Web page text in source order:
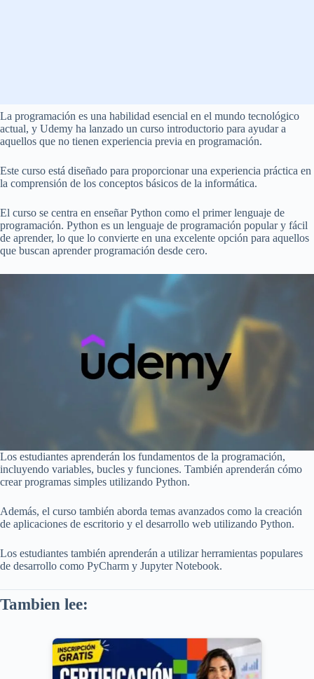
La programación es una habilidad esencial en el mundo tecnológico
actual, y Udemy ha lanzado un curso introductorio para ayudar a
aquellos que no tienen experiencia previa en programación.
Este curso está diseñado para proporcionar una experiencia práctica en
la comprensión de los conceptos básicos de la informática.
El curso se centra en enseñar Python como el primer lenguaje de
programación. Python es un lenguaje de programación popular y fácil
de aprender, lo que lo convierte en una excelente opción para aquellos
que buscan aprender programación desde cero.
Los estudiantes aprenderán los fundamentos de la programación,
incluyendo variables, bucles y funciones. También aprenderán cómo
crear programas simples utilizando Python.
Además, el curso también aborda temas avanzados como la creación
de aplicaciones de escritorio y el desarrollo web utilizando Python.
Los estudiantes también aprenderán a utilizar herramientas populares
de desarrollo como PyCharm y Jupyter Notebook.
Tambien lee: